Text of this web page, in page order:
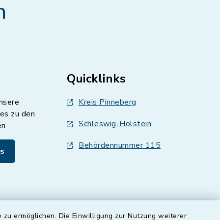
ermöglichen. Die Einwilligung zur Nutzung weiterer
zu den
Quicklinks
Kreis Pinneberg
Schleswig-Holstein
Behördennummer 115